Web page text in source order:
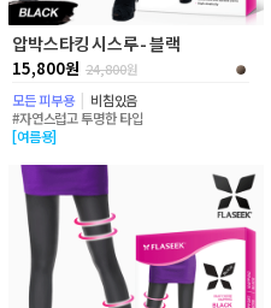
압박스타킹 시스루 - 블랙
15,800원 24,800원
모든 피부용
비침있음
#자연스럽고 투명한 타입
[여름용]